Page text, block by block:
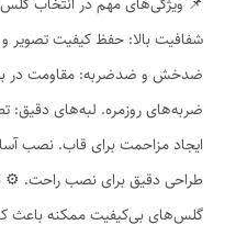
شفافیت بالا: حفظ کیفیت
ضدخش و ضدضربه: مقاومت در
ضربه‌های روزمره. لبه‌های دقیق:
ایجاد مزاحمت برای قاب. نصب
طراحی دقیق برای نصب راحت. ⚙️
گلس‌های بی‌کیفیت ممکنه باعث